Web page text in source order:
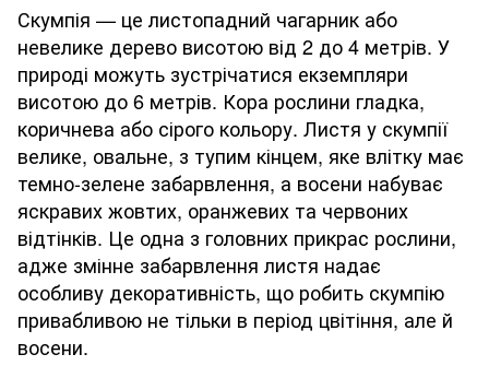
Скумпія — це листопадний чагарник або
невелике дерево висотою від 2 до 4 метрів. У
природі можуть зустрічатися екземпляри
висотою до 6 метрів. Кора рослини гладка,
коричнева або сірого кольору. Листя у скумпії
велике, овальне, з тупим кінцем, яке влітку має
темно-зелене забарвлення, а восени набуває
яскравих жовтих, оранжевих та червоних
відтінків. Це одна з головних прикрас рослини,
адже змінне забарвлення листя надає
особливу декоративність, що робить скумпію
привабливою не тільки в період цвітіння, але й
восени.